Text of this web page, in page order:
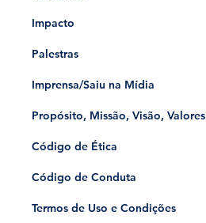
Impacto
Palestras
Imprensa/Saiu na Mídia
Propósito, Missão, Visão, Valores
Código de Ética
Código de Conduta
Termos de Uso e Condições